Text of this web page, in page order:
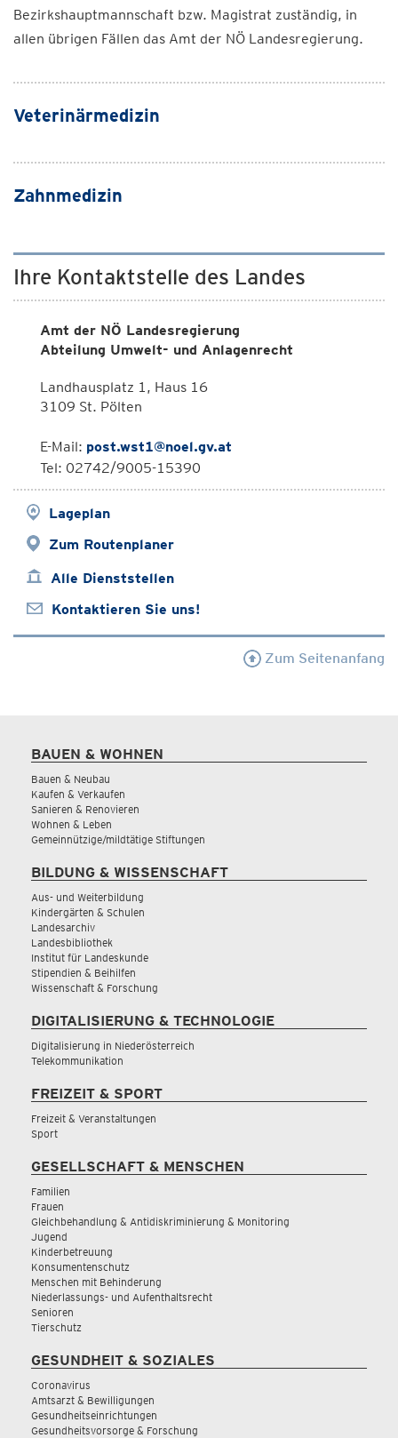
Bezirkshauptmannschaft bzw. Magistrat zuständig, in
allen übrigen Fällen das Amt der NÖ Landesregierung.
Veterinärmedizin
Zahnmedizin
Ihre Kontaktstelle des Landes
Amt der NÖ Landesregierung
Abteilung Umwelt- und Anlagenrecht
Landhausplatz 1, Haus 16
3109 St. Pölten
E-Mail: post.wst1@noel.gv.at
Tel: 02742/9005-15390
Lageplan
Zum Routenplaner
Alle Dienststellen
Kontaktieren Sie uns!
Zum Seitenanfang
BAUEN & WOHNEN
Bauen & Neubau
Kaufen & Verkaufen
Sanieren & Renovieren
Wohnen & Leben
Gemeinnützige/mildtätige Stiftungen
BILDUNG & WISSENSCHAFT
Aus- und Weiterbildung
Kindergärten & Schulen
Landesarchiv
Landesbibliothek
Institut für Landeskunde
Stipendien & Beihilfen
Wissenschaft & Forschung
DIGITALISIERUNG & TECHNOLOGIE
Digitalisierung in Niederösterreich
Telekommunikation
FREIZEIT & SPORT
Freizeit & Veranstaltungen
Sport
GESELLSCHAFT & MENSCHEN
Familien
Frauen
Gleichbehandlung & Antidiskriminierung & Monitoring
Jugend
Kinderbetreuung
Konsumentenschutz
Menschen mit Behinderung
Niederlassungs- und Aufenthaltsrecht
Senioren
Tierschutz
GESUNDHEIT & SOZIALES
Coronavirus
Amtsarzt & Bewilligungen
Gesundheitseinrichtungen
Gesundheitsvorsorge & Forschung